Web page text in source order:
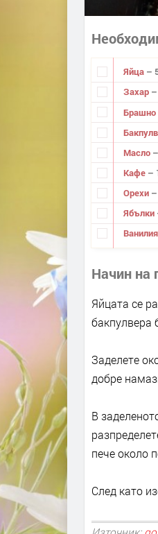
Яйца –
Захар
Брашно
Масло
Кафе –
Орехи
Ябълки
Ванилия
Начин на
Яйцата се
бакпулвера
Заделете
добре
В
пече около
След като